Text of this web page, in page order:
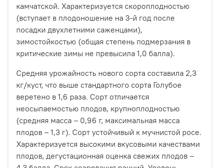
камчатской. Характеризуется скороплодностью
(вступает в плодоношение на 3-й год после
посадки двухлетними саженцами),
зимостойкостью (общая степень подмерзания в
критические зимы не превысила 1,0 балла).
Средняя урожайность нового сорта составила 2,3
кг/куст, что выше стандартного сорта Голубое
веретено в 1,6 раза. Сорт отличается
неосыпаемостью плодов, крупноплодностью
(средняя масса – 0,96 г, максимальная масса
плодов – 1,3 г). Сорт устойчивый к мучнистой росе.
Характеризуется высокими вкусовыми качествами
плодов, дегустационная оценка свежих плодов –